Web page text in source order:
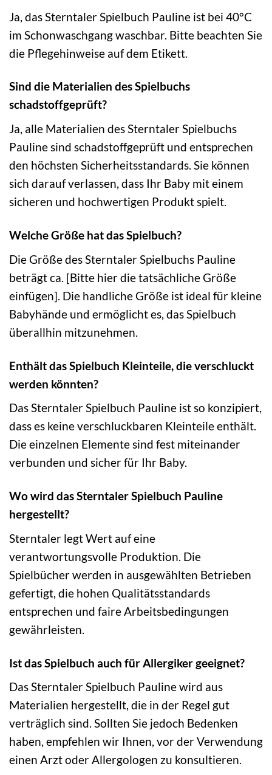
Ja, das Sterntaler Spielbuch Pauline ist bei 40°C
im Schonwaschgang waschbar. Bitte beachten Sie
die Pflegehinweise auf dem Etikett.
Sind die Materialien des Spielbuchs
schadstoffgeprüft?
Ja, alle Materialien des Sterntaler Spielbuchs
Pauline sind schadstoffgeprüft und entsprechen
den höchsten Sicherheitsstandards. Sie können
sich darauf verlassen, dass Ihr Baby mit einem
sicheren und hochwertigen Produkt spielt.
Welche Größe hat das Spielbuch?
Die Größe des Sterntaler Spielbuchs Pauline
beträgt ca. [Bitte hier die tatsächliche Größe
einfügen]. Die handliche Größe ist ideal für kleine
Babyhände und ermöglicht es, das Spielbuch
überallhin mitzunehmen.
Enthält das Spielbuch Kleinteile, die verschluckt
werden könnten?
Das Sterntaler Spielbuch Pauline ist so konzipiert,
dass es keine verschluckbaren Kleinteile enthält.
Die einzelnen Elemente sind fest miteinander
verbunden und sicher für Ihr Baby.
Wo wird das Sterntaler Spielbuch Pauline
hergestellt?
Sterntaler legt Wert auf eine
verantwortungsvolle Produktion. Die
Spielbücher werden in ausgewählten Betrieben
gefertigt, die hohen Qualitätsstandards
entsprechen und faire Arbeitsbedingungen
gewährleisten.
Ist das Spielbuch auch für Allergiker geeignet?
Das Sterntaler Spielbuch Pauline wird aus
Materialien hergestellt, die in der Regel gut
verträglich sind. Sollten Sie jedoch Bedenken
haben, empfehlen wir Ihnen, vor der Verwendung
einen Arzt oder Allergologen zu konsultieren.